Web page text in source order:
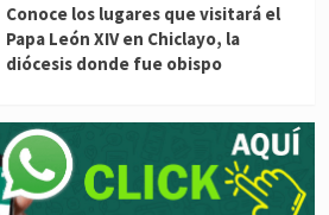
Conoce los lugares que visitará el
Papa León XIV en Chiclayo, la
diócesis donde fue obispo